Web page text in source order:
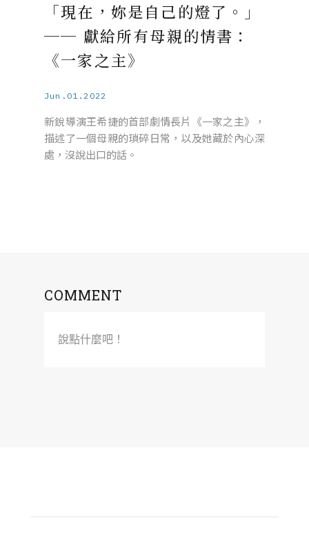
「現在，妳是自己的燈了。」
── 獻給所有母親的情書：
《一家之主》
Jun.01.2022
新銳導演王希捷的首部劇情長片《一家之主》，
描述了一個母親的瑣碎日常，以及她藏於內心深
處，沒說出口的話。
COMMENT
說點什麼吧！